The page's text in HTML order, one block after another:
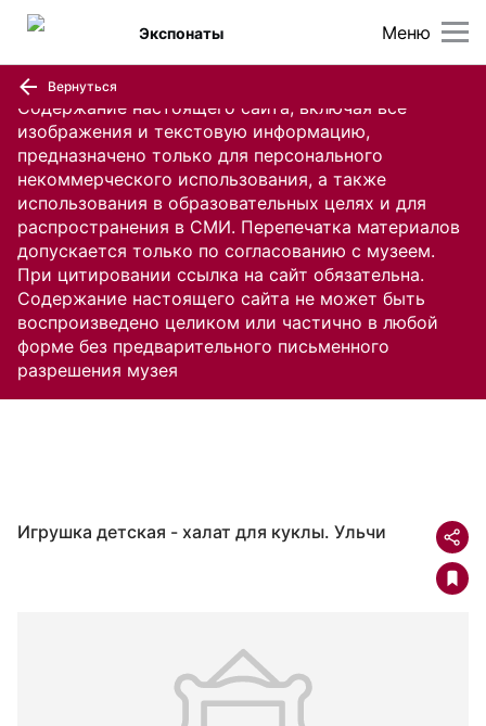
Содержание настоящего сайта, включая все
изображения и текстовую информацию,
предназначено только для персонального
некоммерческого использования, а также
использования в образовательных целях и для
распространения в СМИ. Перепечатка материалов
допускается только по согласованию с музеем.
При цитировании ссылка на сайт обязательна.
Содержание настоящего сайта не может быть
воспроизведено целиком или частично в любой
форме без предварительного письменного
разрешения музея
Меню
Экспонаты
Вернуться
Игрушка детская - халат для куклы. Ульчи